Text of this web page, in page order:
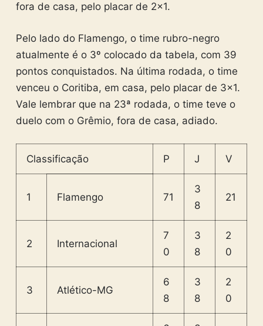
fora de casa, pelo placar de 2×1.
Pelo lado do Flamengo, o time rubro-negro
atualmente é o 3º colocado da tabela, com 39
pontos conquistados. Na última rodada, o time
venceu o Coritiba, em casa, pelo placar de 3×1.
Vale lembrar que na 23ª rodada, o time teve o
duelo com o Grêmio, fora de casa, adiado.
Classificação P J V
1 Flamengo 71
3
8
21
2 Internacional
7
0
3
8
2
0
3 Atlético-MG
6
8
3
8
2
0